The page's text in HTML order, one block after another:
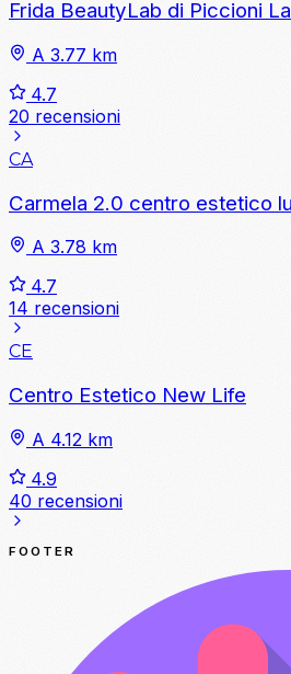
Frida BeautyLab di Piccioni
A 3.77 km
4.7
20 recensioni
CA
Carmela 2.0 centro estetico
A 3.78 km
4.7
14 recensioni
CE
Centro Estetico New Life
A 4.12 km
4.9
40 recensioni
FOOTER